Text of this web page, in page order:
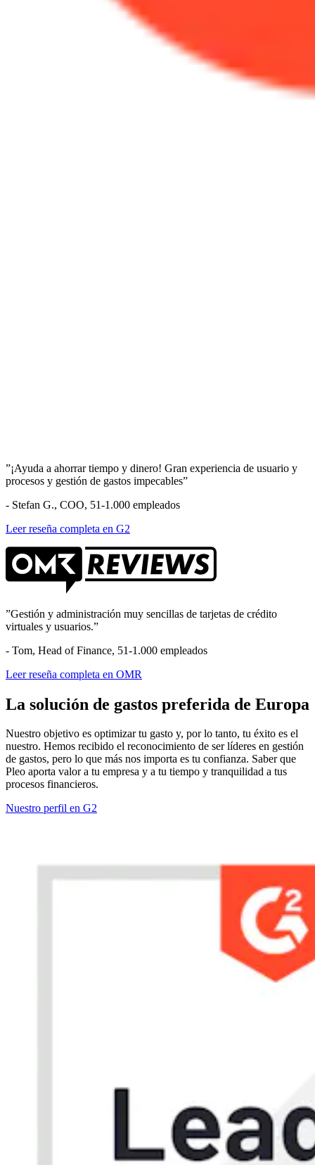
”¡Ayuda a ahorrar tiempo y dinero! Gran experiencia de usuario y
procesos y gestión de gastos impecables”
- Stefan G., COO, 51-1.000 empleados
Leer reseña completa en G2
”Gestión y administración muy sencillas de tarjetas de crédito
virtuales y usuarios.”
- Tom, Head of Finance, 51-1.000 empleados
Leer reseña completa en OMR
La solución de gastos preferida de Europa
Nuestro objetivo es optimizar tu gasto y, por lo tanto, tu éxito es el
nuestro. Hemos recibido el reconocimiento de ser líderes en gestión
de gastos, pero lo que más nos importa es tu confianza. Saber que
Pleo aporta valor a tu empresa y a tu tiempo y tranquilidad a tus
procesos financieros.
Nuestro perfil en G2